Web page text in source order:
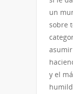
un
sobre
y el